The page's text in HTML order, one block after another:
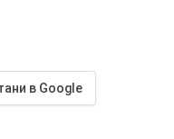
в Google